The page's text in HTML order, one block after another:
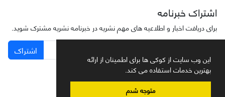
این وب سایت از کوکی ها برای اطمینان از ارائه
بهترین خدمات استفاده می کند.
متوجه شدم
اشتراک خبرنامه
برای دریافت اخبار و اطلاعیه های مهم نشریه در خبرنامه نشریه مشترک شوید.
اشتراک